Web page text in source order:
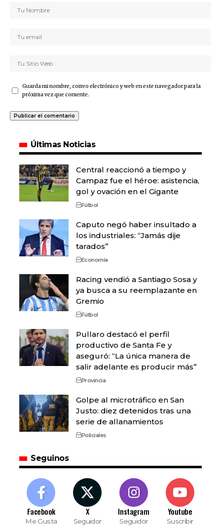
Guarda mi nombre, correo electrónico y web en este navegador para la
próxima vez que comente.
Últimas Noticias
Central reaccionó a tiempo y
Campaz fue el héroe: asistencia,
gol y ovación en el Gigante
Fútbol
Caputo negó haber insultado a
los industriales: “Jamás dije
tarados”
Economía
Racing vendió a Santiago Sosa y
ya busca a su reemplazante en
Gremio
Fútbol
Pullaro destacó el perfil
productivo de Santa Fe y
aseguró: “La única manera de
salir adelante es producir más”
Provincia
Golpe al microtráfico en San
Justo: diez detenidos tras una
serie de allanamientos
Policiales
Seguinos
Facebook
Me Gusta
X
Seguidor
Instagram
Seguidor
Youtube
Suscribir